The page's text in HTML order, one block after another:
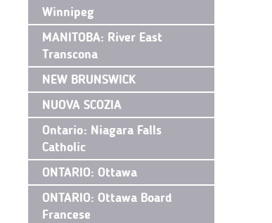
Winnipeg
MANITOBA: River East
Transcona
NEW BRUNSWICK
NUOVA SCOZIA
Ontario: Niagara Falls
Catholic
ONTARIO: Ottawa
ONTARIO: Ottawa Board
Francese